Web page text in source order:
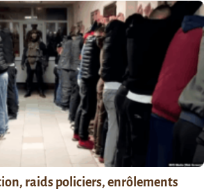
raids policiers, enrôlements